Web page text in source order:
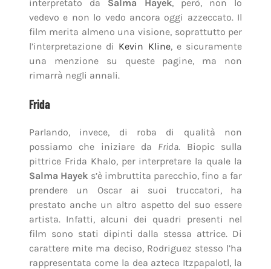
interpretato da Salma Hayek, però, non lo
vedevo e non lo vedo ancora oggi azzeccato. Il
film merita almeno una visione, soprattutto per
l’interpretazione di Kevin Kline, e sicuramente
una menzione su queste pagine, ma non
rimarrà negli annali.
Frida
Parlando, invece, di roba di qualità non
possiamo che iniziare da Frida. Biopic sulla
pittrice Frida Khalo, per interpretare la quale la
Salma Hayek s’è imbruttita parecchio, fino a far
prendere un Oscar ai suoi truccatori, ha
prestato anche un altro aspetto del suo essere
artista. Infatti, alcuni dei quadri presenti nel
film sono stati dipinti dalla stessa attrice. Di
carattere mite ma deciso, Rodriguez stesso l’ha
rappresentata come la dea azteca Itzpapalotl, la